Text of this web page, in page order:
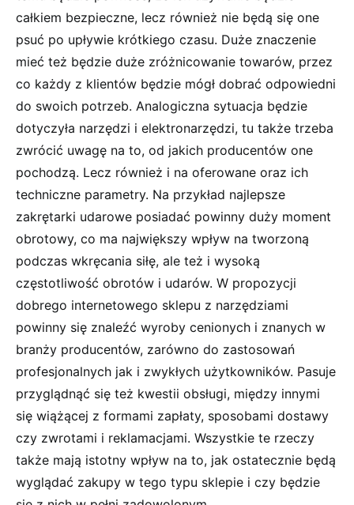
całkiem bezpieczne, lecz również nie będą się one
psuć po upływie krótkiego czasu. Duże znaczenie
mieć też będzie duże zróżnicowanie towarów, przez
co każdy z klientów będzie mógł dobrać odpowiedni
do swoich potrzeb. Analogiczna sytuacja będzie
dotyczyła narzędzi i elektronarzędzi, tu także trzeba
zwrócić uwagę na to, od jakich producentów one
pochodzą. Lecz również i na oferowane oraz ich
techniczne parametry. Na przykład najlepsze
zakrętarki udarowe posiadać powinny duży moment
obrotowy, co ma największy wpływ na tworzoną
podczas wkręcania siłę, ale też i wysoką
częstotliwość obrotów i udarów. W propozycji
dobrego internetowego sklepu z narzędziami
powinny się znaleźć wyroby cenionych i znanych w
branży producentów, zarówno do zastosowań
profesjonalnych jak i zwykłych użytkowników. Pasuje
przyglądnąć się też kwestii obsługi, między innymi
się wiążącej z formami zapłaty, sposobami dostawy
czy zwrotami i reklamacjami. Wszystkie te rzeczy
także mają istotny wpływ na to, jak ostatecznie będą
wyglądać zakupy w tego typu sklepie i czy będzie